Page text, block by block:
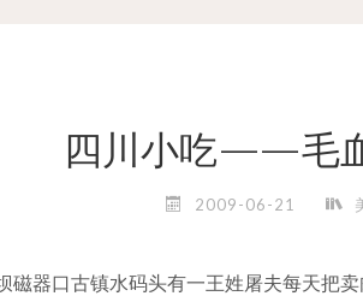
四川小吃——毛
2009-06-21
器口古镇水码头有一王姓屠夫每天把